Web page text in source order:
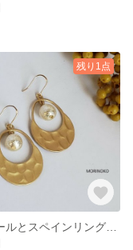
残り1点